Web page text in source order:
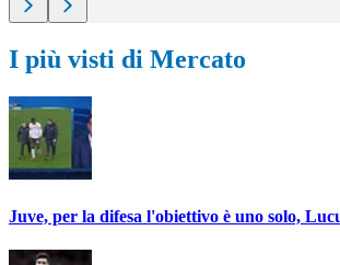
I più visti di Mercato
Juve, per la difesa l'obiettivo è uno solo,